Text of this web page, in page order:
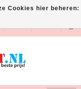
EUR
Cookies hier beheren: